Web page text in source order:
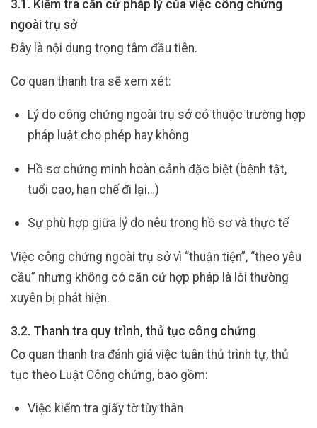
3.1. Kiểm tra căn cứ pháp lý của việc công chứng
ngoài trụ sở
Đây là nội dung trọng tâm đầu tiên.
Cơ quan thanh tra sẽ xem xét:
Lý do công chứng ngoài trụ sở có thuộc trường hợp
pháp luật cho phép hay không
Hồ sơ chứng minh hoàn cảnh đặc biệt (bệnh tật,
tuổi cao, hạn chế đi lại…)
Sự phù hợp giữa lý do nêu trong hồ sơ và thực tế
Việc công chứng ngoài trụ sở vì “thuận tiện”, “theo yêu
cầu” nhưng không có căn cứ hợp pháp là lỗi thường
xuyên bị phát hiện.
3.2. Thanh tra quy trình, thủ tục công chứng
Cơ quan thanh tra đánh giá việc tuân thủ trình tự, thủ
tục theo Luật Công chứng, bao gồm:
Việc kiểm tra giấy tờ tùy thân